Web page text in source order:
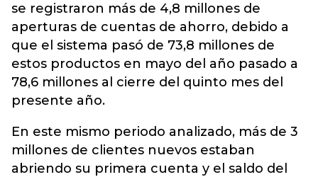
se registraron más de 4,8 millones de
aperturas de cuentas de ahorro, debido a
que el sistema pasó de 73,8 millones de
estos productos en mayo del año pasado a
78,6 millones al cierre del quinto mes del
presente año.
En este mismo periodo analizado, más de 3
millones de clientes nuevos estaban
abriendo su primera cuenta y el saldo del